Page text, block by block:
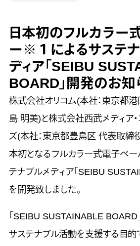
日本初のフルカラー
ー※１によるサステ
ディア「SEIBU
BOARD」開発のお知
株式会社オリコム(本社：東京都
島 明美)と株式会社西武メディア・
ズ(本社：東京都豊島区 代表取締
本初となるフルカラー式電子ペ
テナブルメディア「SEIBU
を開発致しました。
「SEIBU SUSTAINABLE BOARD
サステナブル活動を支援する目的